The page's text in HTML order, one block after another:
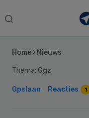
Search
Home › Nieuws
Thema: Ggz
Opslaan Reacties 1
Sidebar